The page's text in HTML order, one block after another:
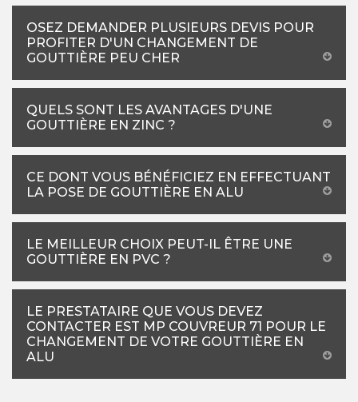
OSEZ DEMANDER PLUSIEURS DEVIS POUR
PROFITER D'UN CHANGEMENT DE
GOUTTIÈRE PEU CHER
QUELS SONT LES AVANTAGES D'UNE
GOUTTIÈRE EN ZINC ?
CE DONT VOUS BÉNÉFICIEZ EN EFFECTUANT
LA POSE DE GOUTTIÈRE EN ALU
LE MEILLEUR CHOIX PEUT-IL ÊTRE UNE
GOUTTIÈRE EN PVC ?
LE PRESTATAIRE QUE VOUS DEVEZ
CONTACTER EST MP COUVREUR 71 POUR LE
CHANGEMENT DE VOTRE GOUTTIÈRE EN
ALU